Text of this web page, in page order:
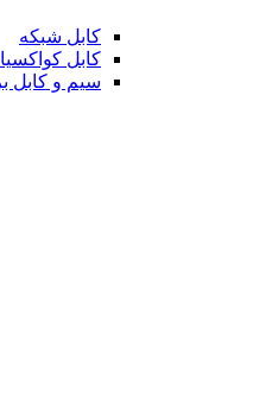
کابل شبکه
کابل
سیم و کابل